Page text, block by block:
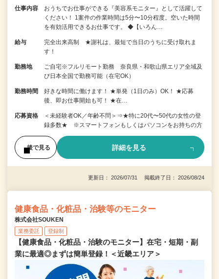
仕事内容
おうちでお仕事ができる『美容系モニター』として活躍して
ください！ 1案件の作業時間は5分〜10分程度。空いた時間
を有効活用できるお仕事です。 ◆【いろん…
給与
完全出来高制 ★謝礼は、最短で当日のうちに受け取れま
す！
勤務地
ご自宅※フルリモート勤務 奈良県・和歌山県エリア全域及
び日本全国で勤務可能（在宅OK）
勤務時間
好きな時間に働けます！ ★単発（1日のみ）OK！ ★応募
後、即お仕事開始も可！ ★在…
応募資格
＜未経験者OK／年齢不問＞⇒★特に20代〜50代の女性の登
録多数★ ※スマートフォンもしくはパソコンをお持ちの方
後で見る 詳細を見る
更新日： 2026/07/31 掲載終了日： 2026/08/24
健康食品・化粧品・治験等のモニター
株式会社SOUKEN
業務委託 登録制
【健康食品・化粧品・治験のモニター】在宅・短期・副
業に最適◎まずは簡単登録！＜近畿エリア＞